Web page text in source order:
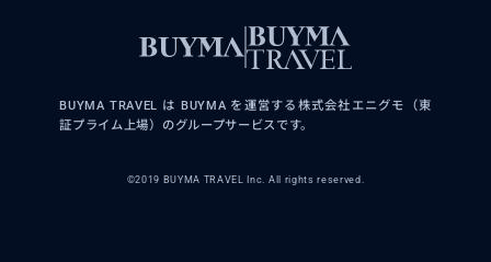
BUYMA TRAVEL は BUYMA を運営する株式会社エニグモ（東
証プライム上場）のグループサービスです。
©2019 BUYMA TRAVEL Inc. All rights reserved.